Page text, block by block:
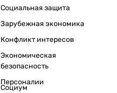
Социальная защита
Зарубежная экономика
Конфликт интересов
Экономическая
безопасность
Персоналии
Социум